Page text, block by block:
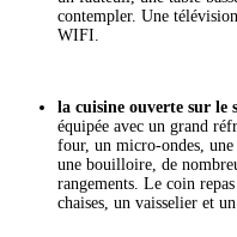
contempler. Une
WIFI.
la cuisine ouverte sur le
équipée avec un grand
four, un micro-ondes,
une bouilloire, de
rangements. Le coin
chaises, un vaisselier et